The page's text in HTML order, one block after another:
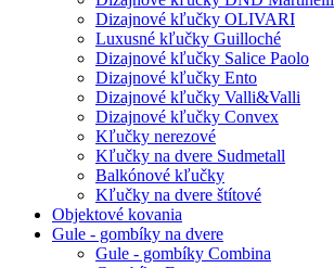
Dizajnové kľučky OLIVARI
Luxusné kľučky Guilloché
Dizajnové kľučky Salice Paolo
Dizajnové kľučky Ento
Dizajnové kľučky Valli&Valli
Dizajnové kľučky Convex
Kľučky nerezové
Kľučky na dvere Sudmetall
Balkónové kľučky
Kľučky na dvere štítové
Objektové kovania
Gule - gombíky na dvere
Gule - gombíky Combina